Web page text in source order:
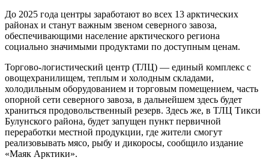
До 2025 года центры заработают во всех 13 арктических
районах и станут важным звеном северного завоза,
обеспечивающими население арктического региона
социально значимыми продуктами по доступным ценам.
Торгово-логистический центр (ТЛЦ) — единый комплекс с
овощехранилищем, теплым и холодным складами,
холодильным оборудованием и торговым помещением, часть
опорной сети северного завоза, в дальнейшем здесь будет
храниться продовольственный резерв. Здесь же, в ТЛЦ Тикси
Булунского района, будет запущен пункт первичной
переработки местной продукции, где жители смогут
реализовывать мясо, рыбу и дикоросы, сообщило издание
«Маяк Арктики».